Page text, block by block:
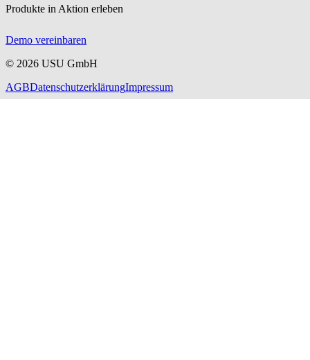
Produkte in Aktion erleben
Demo vereinbaren
© 2026 USU GmbH
AGBDatenschutzerklärungImpressum